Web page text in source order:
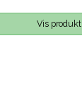
Vis produkt